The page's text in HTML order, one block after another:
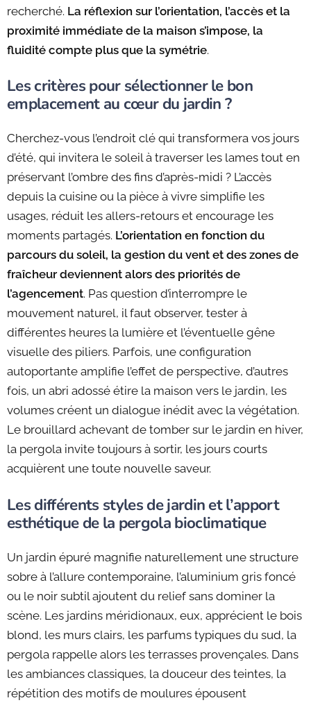
recherché. La réflexion sur l’orientation, l’accès et la
proximité immédiate de la maison s’impose, la
fluidité compte plus que la symétrie.
Les critères pour sélectionner le bon
emplacement au cœur du jardin ?
Cherchez-vous l’endroit clé qui transformera vos jours
d’été, qui invitera le soleil à traverser les lames tout en
préservant l’ombre des fins d’après-midi ? L’accès
depuis la cuisine ou la pièce à vivre simplifie les
usages, réduit les allers-retours et encourage les
moments partagés. L’orientation en fonction du
parcours du soleil, la gestion du vent et des zones de
fraîcheur deviennent alors des priorités de
l’agencement. Pas question d’interrompre le
mouvement naturel, il faut observer, tester à
différentes heures la lumière et l’éventuelle gêne
visuelle des piliers. Parfois, une configuration
autoportante amplifie l’effet de perspective, d’autres
fois, un abri adossé étire la maison vers le jardin, les
volumes créent un dialogue inédit avec la végétation.
Le brouillard achevant de tomber sur le jardin en hiver,
la pergola invite toujours à sortir, les jours courts
acquièrent une toute nouvelle saveur.
Les différents styles de jardin et l’apport
esthétique de la pergola bioclimatique
Un jardin épuré magnifie naturellement une structure
sobre à l’allure contemporaine, l’aluminium gris foncé
ou le noir subtil ajoutent du relief sans dominer la
scène. Les jardins méridionaux, eux, apprécient le bois
blond, les murs clairs, les parfums typiques du sud, la
pergola rappelle alors les terrasses provençales. Dans
les ambiances classiques, la douceur des teintes, la
répétition des motifs de moulures épousent